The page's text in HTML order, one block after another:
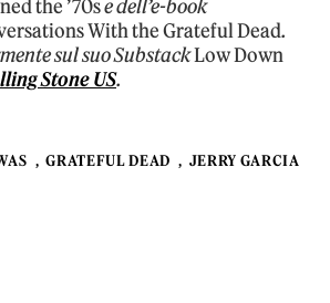
the ’70se dell’e-book
With the Grateful Dead.
sul suo SubstackLow Down
Stone US.
GRATEFUL DEAD
JERRY GARCIA